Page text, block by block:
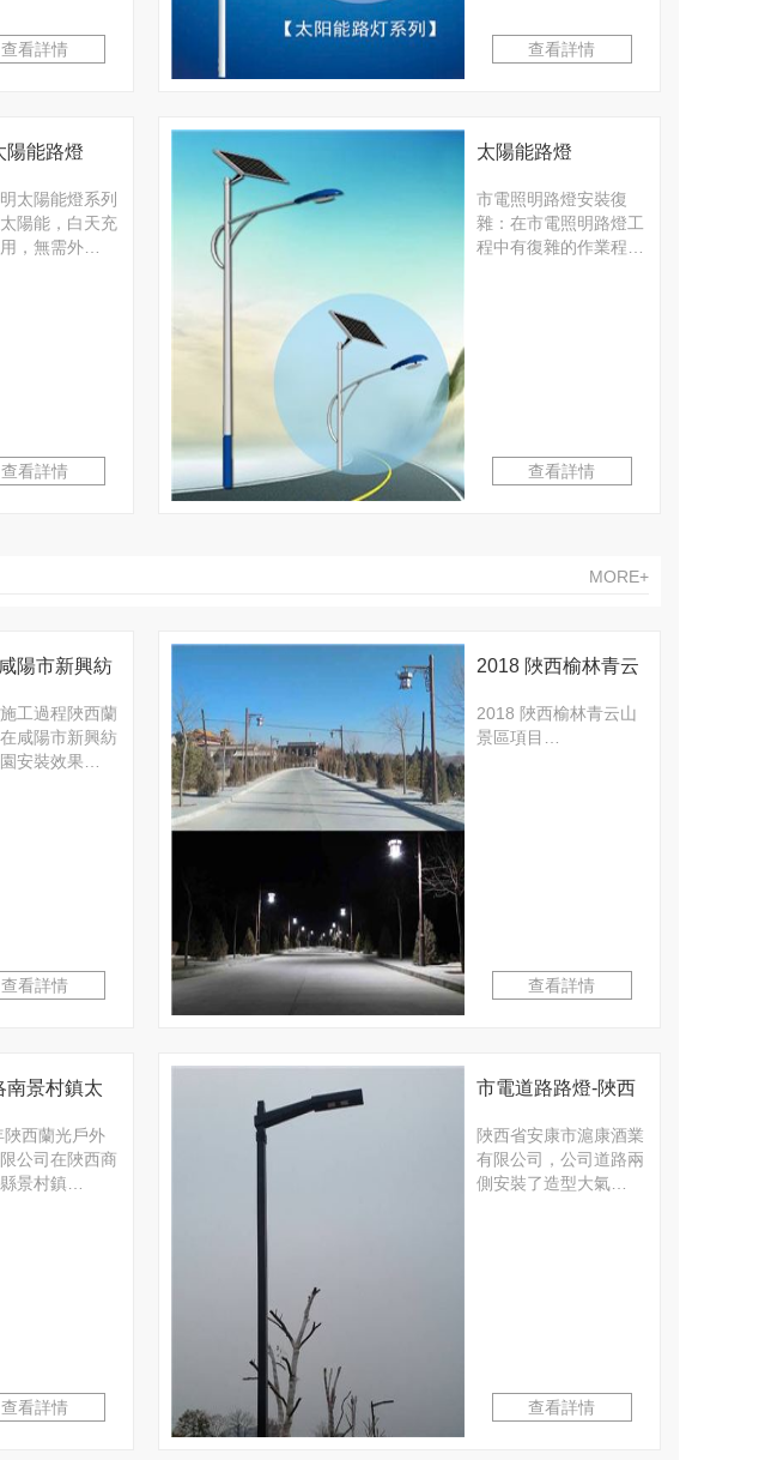
查看詳情 查看詳情
陽能路燈
太陽能燈系列
陽能，白天充
，無需外…
查看詳情
太陽能路燈
市電照明路燈安裝復
雜：在市電照明路燈工
程中有復雜的作業程…
查看詳情
MORE+
陽市新興紡
園工過程陜西蘭
咸陽市新興紡
安裝效果…
查看詳情
2018 陜西榆林青云
山景區項目
2018 陜西榆林青云山
景區項目…
查看詳情
南景村鎮太
觀燈項目
陜西蘭光戶外
公司在陜西商
景村鎮…
查看詳情
市電道路路燈-陜西
省安康市滬康酒業
有限公司路燈項目
陜西省安康市滬康酒業
有限公司，公司道路兩
側安裝了造型大氣…
查看詳情